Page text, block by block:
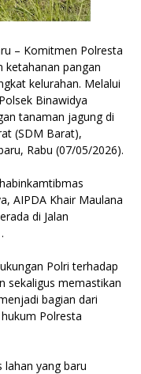
– Komitmen Polresta
ketahanan pangan
kelurahan. Melalui
Binawidya
tanaman jagung di
(SDM Barat),
Rabu (07/05/2026).
AIPDA Khair Maulana
di Jalan
Polri terhadap
sekaligus memastikan
bagian dari
Polresta
yang baru